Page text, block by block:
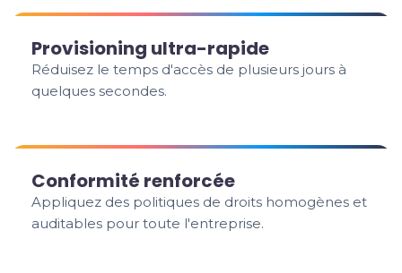
Provisioning ultra-rapide
Réduisez le temps d'accès de plusieurs jours à
quelques secondes.
Conformité renforcée
Appliquez des politiques de droits homogènes et
auditables pour toute l'entreprise.